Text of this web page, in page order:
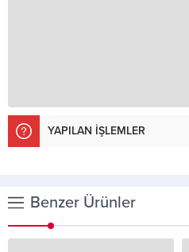
YAPILAN İŞLEMLER
Benzer Ürünler